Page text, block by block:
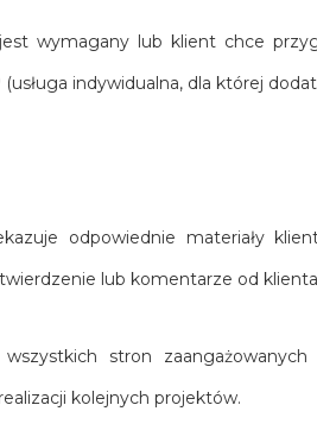
wymagany lub klient chce
indywidualna, dla której
odpowiednie materiały
lub komentarze od
stron
kolejnych projektów.